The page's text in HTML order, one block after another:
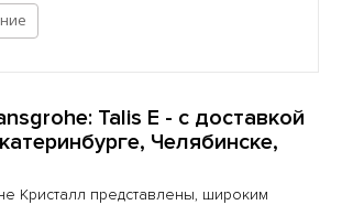
Talis E - с доставкой
Челябинске,
Кристалл представлены, широким